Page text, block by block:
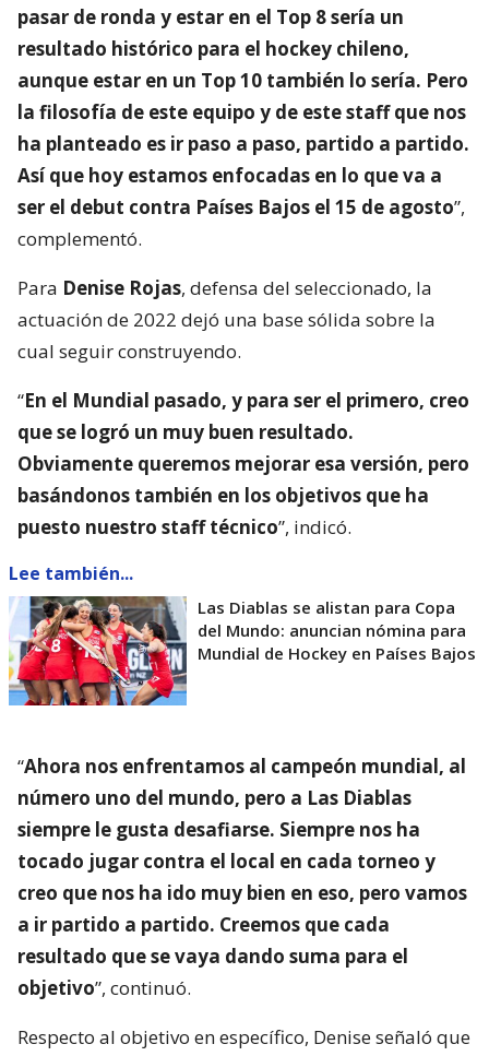
pasar de ronda y estar en el Top 8 sería un
resultado histórico para el hockey chileno,
aunque estar en un Top 10 también lo sería. Pero
la filosofía de este equipo y de este staff que nos
ha planteado es ir paso a paso, partido a partido.
Así que hoy estamos enfocadas en lo que va a
ser el debut contra Países Bajos el 15 de agosto”,
complementó.
Para Denise Rojas, defensa del seleccionado, la
actuación de 2022 dejó una base sólida sobre la
cual seguir construyendo.
“En el Mundial pasado, y para ser el primero, creo
que se logró un muy buen resultado.
Obviamente queremos mejorar esa versión, pero
basándonos también en los objetivos que ha
puesto nuestro staff técnico”, indicó.
Lee también...
Las Diablas se alistan para Copa
del Mundo: anuncian nómina para
Mundial de Hockey en Países Bajos
“Ahora nos enfrentamos al campeón mundial, al
número uno del mundo, pero a Las Diablas
siempre le gusta desafiarse. Siempre nos ha
tocado jugar contra el local en cada torneo y
creo que nos ha ido muy bien en eso, pero vamos
a ir partido a partido. Creemos que cada
resultado que se vaya dando suma para el
objetivo”, continuó.
Respecto al objetivo en específico, Denise señaló que